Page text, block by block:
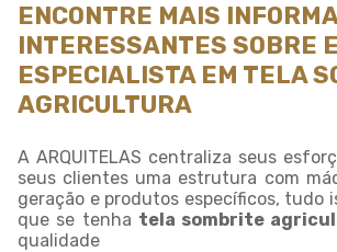
ENCONTRE MAIS
INTERESSANTES SOBRE
ESPECIALISTA EM TELA
AGRICULTURA
A ARQUITELAS centraliza seus
seus clientes uma estrutura com
geração e produtos específicos, tudo
que se tenha tela sombrite
qualidade